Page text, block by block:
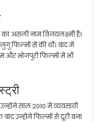
असली नाम विजयलक्ष्मी है।
फिल्मों से की थी। बाद में
और भोजपुरी फिल्मों में भी
साल 2010 में व्यवसायी
बाद उन्होंने फिल्मों से दूरी बना